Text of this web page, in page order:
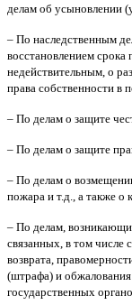
делам об усыновлении
– По наследственным
восстановлением срока
недействительным, о
права собственности в
– По делам о защите
– По делам о защите
– По делам о
пожара и т.д., а также о
– По делам,
связанных, в том числе
возврата,
(штрафа) и обжалования
государственных